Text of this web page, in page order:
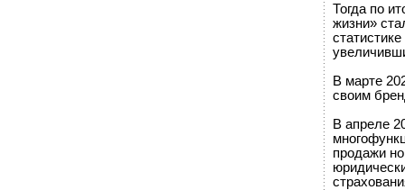
Тогда по
жизни»
В марте
своим
В апреле
продажи